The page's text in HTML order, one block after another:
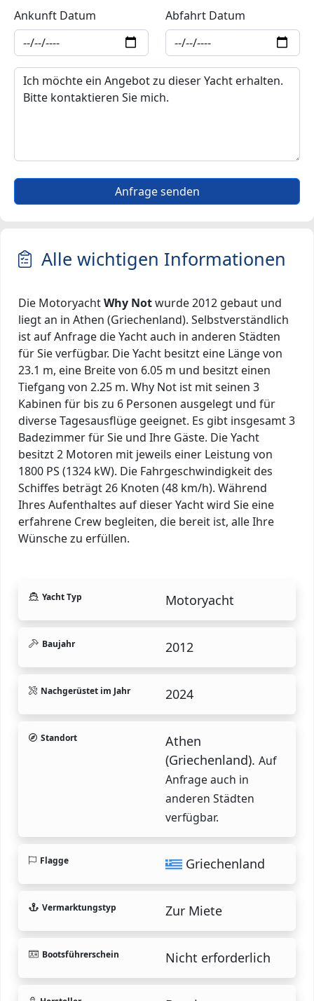
Ankunft Datum Abfahrt Datum
Anfrage senden
Alle wichtigen Informationen
Die MotoryachtWhy Notwurde 2012 gebaut und
liegt an in Athen (Griechenland). Selbstverständlich
ist auf Anfrage die Yacht auch in anderen Städten
für Sie verfügbar. Die Yacht besitzt eine Länge von
23.1 m, eine Breite von 6.05 m und besitzt einen
Tiefgang von 2.25 m. Why Not ist mit seinen 3
Kabinen für bis zu 6 Personen ausgelegt und für
diverse Tagesausflüge geeignet. Es gibt insgesamt 3
Badezimmer für Sie und Ihre Gäste. Die Yacht
besitzt 2 Motoren mit jeweils einer Leistung von
1800 PS (1324 kW). Die Fahrgeschwindigkeit des
Schiffes beträgt 26 Knoten (48 km/h). Während
Ihres Aufenthaltes auf dieser Yacht wird Sie eine
erfahrene Crew begleiten, die bereit ist, alle Ihre
Wünsche zu erfüllen.
Yacht Typ Motoryacht
Baujahr 2012
Nachgerüstet im Jahr 2024
Standort
Athen
(Griechenland). Auf
Anfrage auch in
anderen Städten
verfügbar.
Flagge Griechenland
Vermarktungstyp Zur Miete
Bootsführerschein Nicht erforderlich